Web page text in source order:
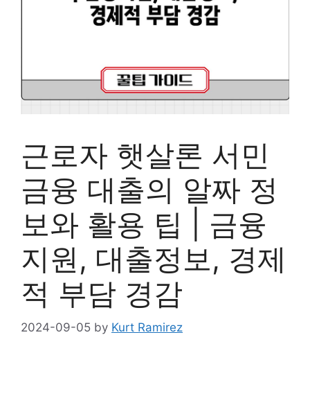
근로자 햇살론 서민
금융 대출의 알짜 정
보와 활용 팁 | 금융
지원, 대출정보, 경제
적 부담 경감
2024-09-05 by Kurt Ramirez